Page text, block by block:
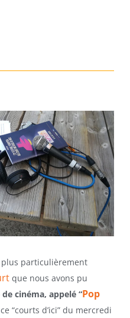
particulièrement
que nous avons pu
cinéma, appelé “Pop
“courts d’ici” du mercredi